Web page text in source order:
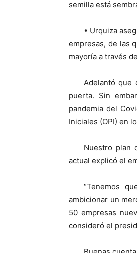
semilla está
• Urquiza
empresas, de las
mayoría a través
Adelantó que
puerta. Sin
pandemia del
Iniciales (OPI) en
Nuestro plan
actual explicó el
“Tenemos
ambicionar un
50 empresas
consideró el